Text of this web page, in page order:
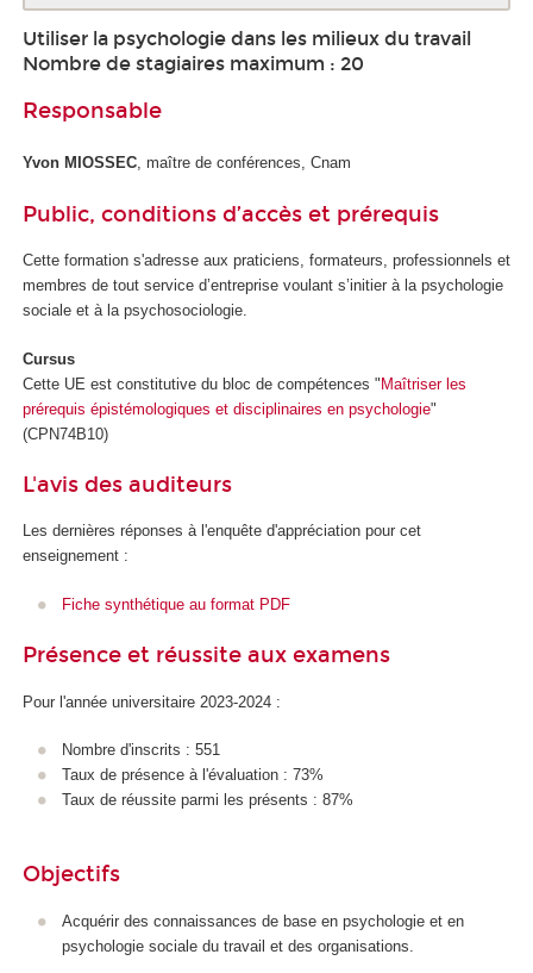
Utiliser la psychologie dans les milieux du travail
Nombre de stagiaires maximum : 20
Responsable
Yvon MIOSSEC, maître de conférences, Cnam
Public, conditions d’accès et prérequis
Cette formation s'adresse aux praticiens, formateurs, professionnels et
membres de tout service d’entreprise voulant s’initier à la psychologie
sociale et à la psychosociologie.
Cursus
Cette UE est constitutive du bloc de compétences "Maîtriser les
prérequis épistémologiques et disciplinaires en psychologie"
(CPN74B10)
L'avis des auditeurs
Les dernières réponses à l'enquête d'appréciation pour cet
enseignement :
Fiche synthétique au format PDF
Présence et réussite aux examens
Pour l'année universitaire 2023-2024 :
Nombre d'inscrits : 551
Taux de présence à l'évaluation : 73%
Taux de réussite parmi les présents : 87%
Objectifs
Acquérir des connaissances de base en psychologie et en
psychologie sociale du travail et des organisations.